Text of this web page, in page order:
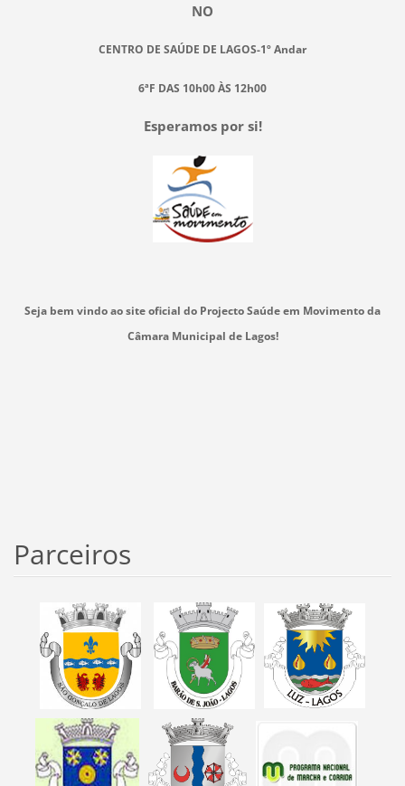
NO
CENTRO DE SAÚDE DE LAGOS-1º Andar
6ªF DAS 10h00 ÀS 12h00
Esperamos por si!
Seja bem vindo ao site oficial do Projecto Saúde em Movimento da
Câmara Municipal de Lagos!
Parceiros